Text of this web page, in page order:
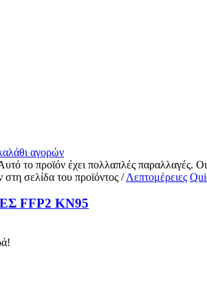
αγορών
το προϊόν έχει πολλαπλές παραλλαγές.
στη σελίδα του προϊόντος / Λεπτομέρειες
FFP2 KN95